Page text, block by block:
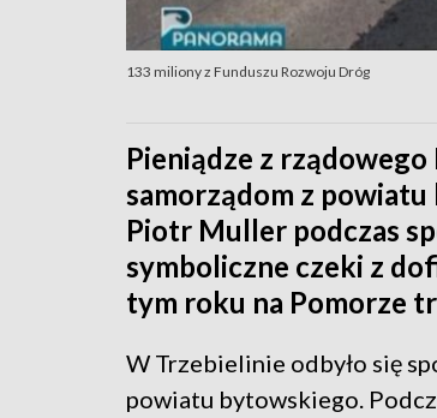
133 miliony z Funduszu Rozwoju Dróg
Pieniądze z
samorządom z powiatu
Piotr Muller podczas
symboliczne czeki z
tym roku na Pomorze
W Trzebielinie odbyło się
powiatu bytowskiego.